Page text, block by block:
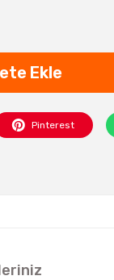
Ekle
Pinterest